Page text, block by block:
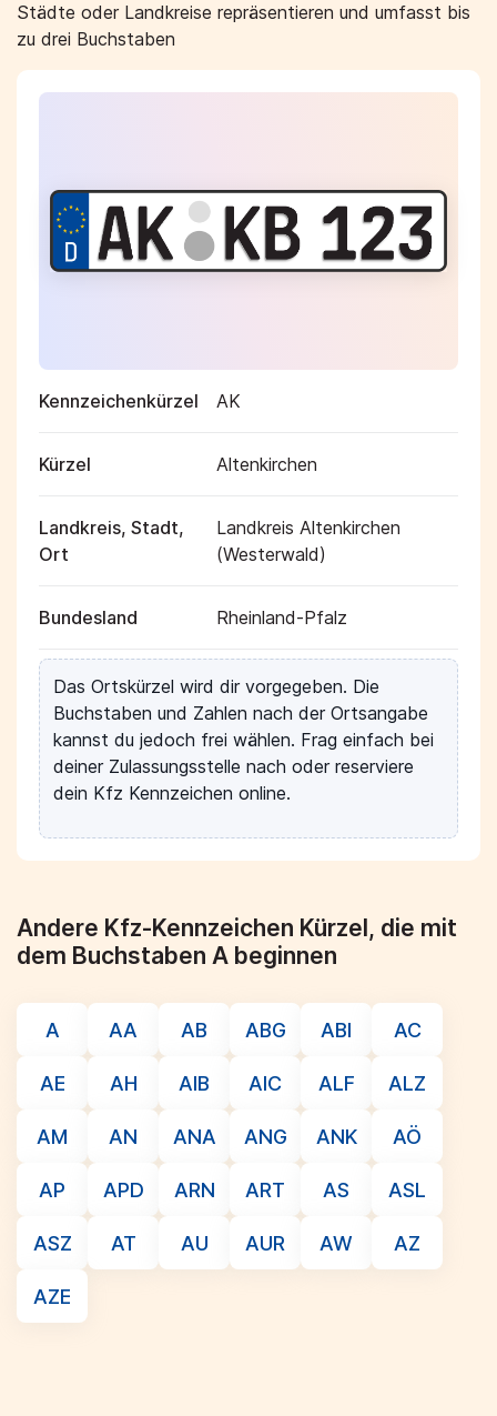
Städte oder Landkreise repräsentieren und umfasst bis
zu drei Buchstaben
Kennzeichenkürzel AK
Kürzel Altenkirchen
Landkreis, Stadt,
Ort
Landkreis Altenkirchen
(Westerwald)
Bundesland Rheinland-Pfalz
Das Ortskürzel wird dir vorgegeben. Die
Buchstaben und Zahlen nach der Ortsangabe
kannst du jedoch frei wählen. Frag einfach bei
deiner Zulassungsstelle nach oder reserviere
dein Kfz Kennzeichen online.
Andere Kfz-Kennzeichen Kürzel, die mit
dem Buchstaben A beginnen
A AA AB ABG ABI AC
AE AH AIB AIC ALF ALZ
AM AN ANA ANG ANK AÖ
AP APD ARN ART AS ASL
ASZ AT AU AUR AW AZ
AZE